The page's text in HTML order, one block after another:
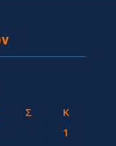
Σ
Κ
1